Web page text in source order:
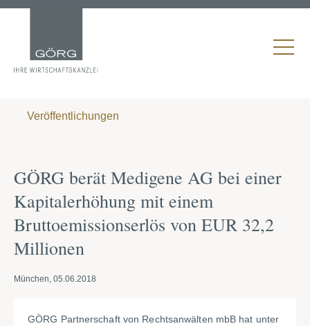
Veröffentlichungen
GÖRG berät Medigene AG bei einer
Kapitalerhöhung mit einem
Bruttoemissionserlös von EUR 32,2
Millionen
München, 05.06.2018
GÖRG Partnerschaft von Rechtsanwälten mbB hat unter